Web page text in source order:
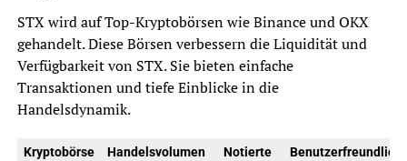
STX wird auf Top-Kryptobörsen wie Binance und OKX
gehandelt. Diese Börsen verbessern die Liquidität und
Verfügbarkeit von STX. Sie bieten einfache
Transaktionen und tiefe Einblicke in die
Handelsdynamik.
Kryptobörse Handelsvolumen
Notierte